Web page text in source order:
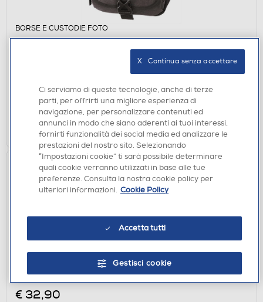
BORSE E CUSTODIE FOTO
HAMA - VALLETTA 100-NERO
Acquisto online:disponibile
Ritiro in negozio in 30' gratuito: verifica
AGGIUNGI
BORSE E CUSTODIE FOTO
HAMA - VALLETTA 140-NERO
€ 32,90
Ci serviamo di queste tecnologie, anche di terze
parti, per offrirti una migliore esperienza di
navigazione, per personalizzare contenuti ed
annunci in modo che siano aderenti ai tuoi interessi,
fornirti funzionalità dei social media ed analizzare le
prestazioni del nostro sito. Selezionando
“Impostazioni cookie” ti sarà possibile determinare
quali cookie verranno utilizzati in base alle tue
preferenze. Consulta la nostra cookie policy per
ulteriori informazioni. Cookie Policy
Accetta tutti
Gestisci cookie
X   Continua senza accettare